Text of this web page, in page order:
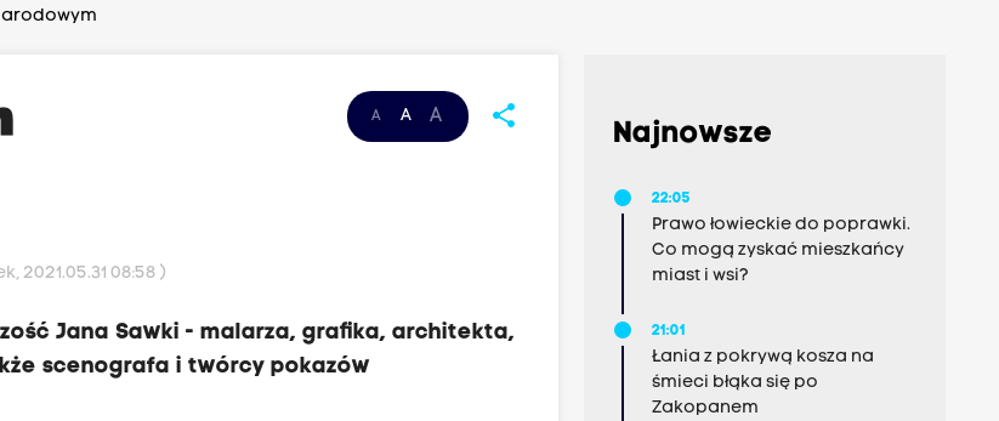
A A A share
2021.05.31 08:58 )
Jana Sawki - malarza, grafika, architekta,
scenografa i twórcy pokazów
Najnowsze
22:05
Prawo łowieckie do poprawki.
Co mogą zyskać mieszkańcy
miast i wsi?
21:01
Łania z pokrywą kosza na
śmieci błąka się po
Zakopanem